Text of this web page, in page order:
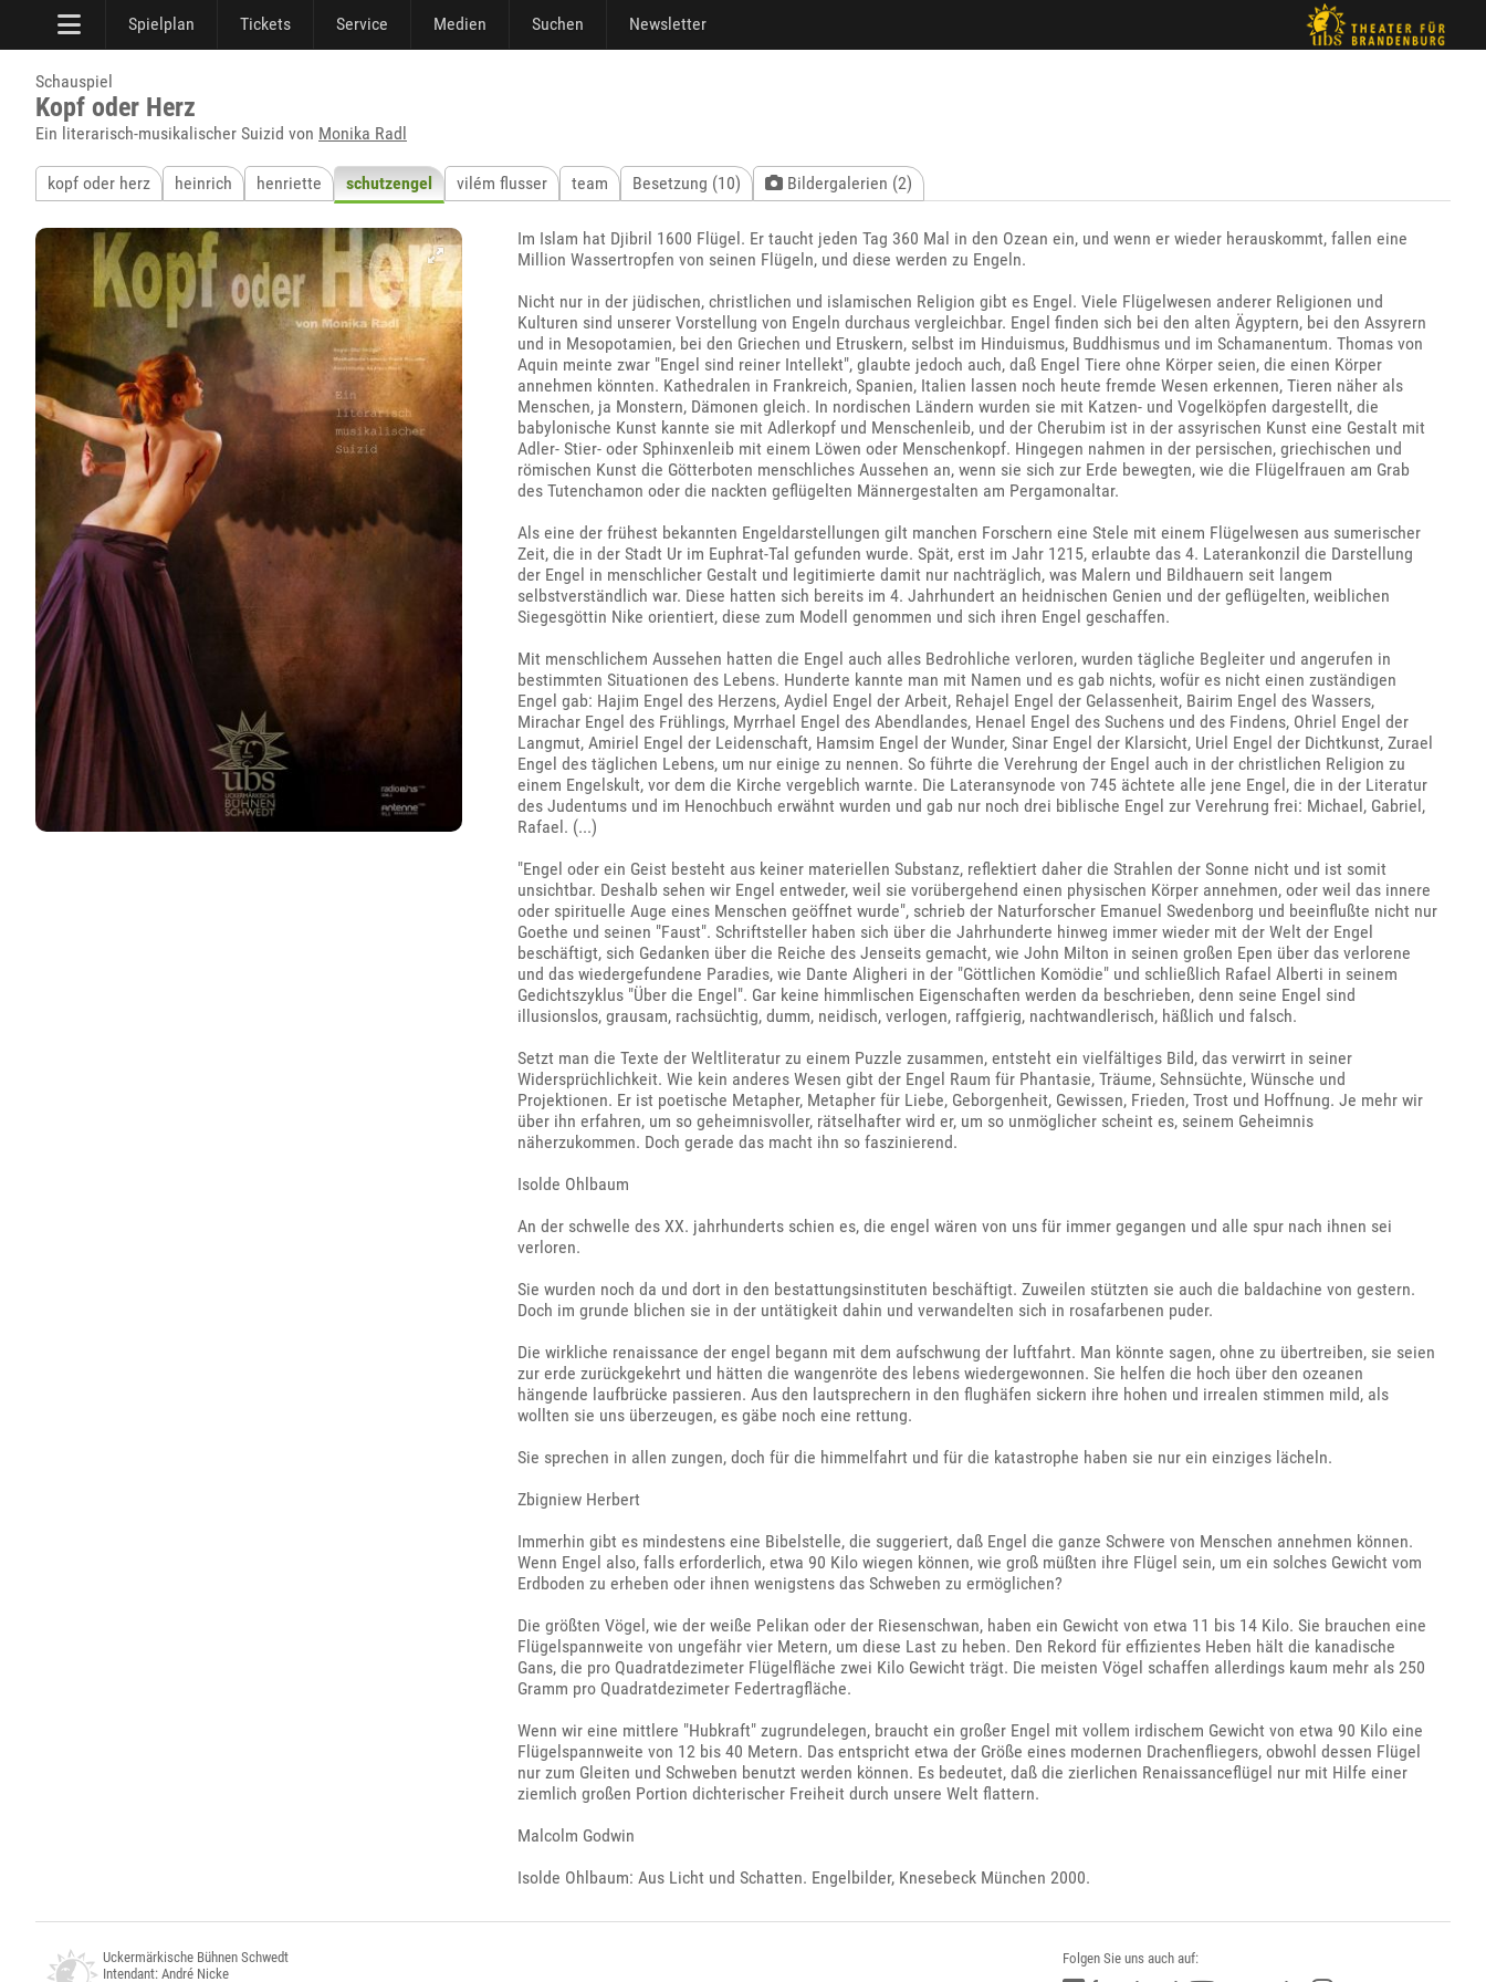
Spielplan Tickets Service Medien Suchen Newsletter
Schauspiel
Kopf oder Herz
Ein literarisch-musikalischer Suizid von Monika Radl
kopf oder herz heinrich henriette schutzengel vilém flusser team Besetzung (10) Bildergalerien (2)
Im Islam hat Djibril 1600 Flügel. Er taucht jeden Tag 360 Mal in den Ozean ein, und wenn er wieder herauskommt, fallen eine
Million Wassertropfen von seinen Flügeln, und diese werden zu Engeln.
Nicht nur in der jüdischen, christlichen und islamischen Religion gibt es Engel. Viele Flügelwesen anderer Religionen und
Kulturen sind unserer Vorstellung von Engeln durchaus vergleichbar. Engel finden sich bei den alten Ägyptern, bei den Assyrern
und in Mesopotamien, bei den Griechen und Etruskern, selbst im Hinduismus, Buddhismus und im Schamanentum. Thomas von
Aquin meinte zwar "Engel sind reiner Intellekt", glaubte jedoch auch, daß Engel Tiere ohne Körper seien, die einen Körper
annehmen könnten. Kathedralen in Frankreich, Spanien, Italien lassen noch heute fremde Wesen erkennen, Tieren näher als
Menschen, ja Monstern, Dämonen gleich. In nordischen Ländern wurden sie mit Katzen- und Vogelköpfen dargestellt, die
babylonische Kunst kannte sie mit Adlerkopf und Menschenleib, und der Cherubim ist in der assyrischen Kunst eine Gestalt mit
Adler- Stier- oder Sphinxenleib mit einem Löwen oder Menschenkopf. Hingegen nahmen in der persischen, griechischen und
römischen Kunst die Götterboten menschliches Aussehen an, wenn sie sich zur Erde bewegten, wie die Flügelfrauen am Grab
des Tutenchamon oder die nackten geflügelten Männergestalten am Pergamonaltar.
Als eine der frühest bekannten Engeldarstellungen gilt manchen Forschern eine Stele mit einem Flügelwesen aus sumerischer
Zeit, die in der Stadt Ur im Euphrat-Tal gefunden wurde. Spät, erst im Jahr 1215, erlaubte das 4. Laterankonzil die Darstellung
der Engel in menschlicher Gestalt und legitimierte damit nur nachträglich, was Malern und Bildhauern seit langem
selbstverständlich war. Diese hatten sich bereits im 4. Jahrhundert an heidnischen Genien und der geflügelten, weiblichen
Siegesgöttin Nike orientiert, diese zum Modell genommen und sich ihren Engel geschaffen.
Mit menschlichem Aussehen hatten die Engel auch alles Bedrohliche verloren, wurden tägliche Begleiter und angerufen in
bestimmten Situationen des Lebens. Hunderte kannte man mit Namen und es gab nichts, wofür es nicht einen zuständigen
Engel gab: Hajim Engel des Herzens, Aydiel Engel der Arbeit, Rehajel Engel der Gelassenheit, Bairim Engel des Wassers,
Mirachar Engel des Frühlings, Myrrhael Engel des Abendlandes, Henael Engel des Suchens und des Findens, Ohriel Engel der
Langmut, Amiriel Engel der Leidenschaft, Hamsim Engel der Wunder, Sinar Engel der Klarsicht, Uriel Engel der Dichtkunst, Zurael
Engel des täglichen Lebens, um nur einige zu nennen. So führte die Verehrung der Engel auch in der christlichen Religion zu
einem Engelskult, vor dem die Kirche vergeblich warnte. Die Lateransynode von 745 ächtete alle jene Engel, die in der Literatur
des Judentums und im Henochbuch erwähnt wurden und gab nur noch drei biblische Engel zur Verehrung frei: Michael, Gabriel,
Rafael. (...)
"Engel oder ein Geist besteht aus keiner materiellen Substanz, reflektiert daher die Strahlen der Sonne nicht und ist somit
unsichtbar. Deshalb sehen wir Engel entweder, weil sie vorübergehend einen physischen Körper annehmen, oder weil das innere
oder spirituelle Auge eines Menschen geöffnet wurde", schrieb der Naturforscher Emanuel Swedenborg und beeinflußte nicht nur
Goethe und seinen "Faust". Schriftsteller haben sich über die Jahrhunderte hinweg immer wieder mit der Welt der Engel
beschäftigt, sich Gedanken über die Reiche des Jenseits gemacht, wie John Milton in seinen großen Epen über das verlorene
und das wiedergefundene Paradies, wie Dante Aligheri in der "Göttlichen Komödie" und schließlich Rafael Alberti in seinem
Gedichtszyklus "Über die Engel". Gar keine himmlischen Eigenschaften werden da beschrieben, denn seine Engel sind
illusionslos, grausam, rachsüchtig, dumm, neidisch, verlogen, raffgierig, nachtwandlerisch, häßlich und falsch.
Setzt man die Texte der Weltliteratur zu einem Puzzle zusammen, entsteht ein vielfältiges Bild, das verwirrt in seiner
Widersprüchlichkeit. Wie kein anderes Wesen gibt der Engel Raum für Phantasie, Träume, Sehnsüchte, Wünsche und
Projektionen. Er ist poetische Metapher, Metapher für Liebe, Geborgenheit, Gewissen, Frieden, Trost und Hoffnung. Je mehr wir
über ihn erfahren, um so geheimnisvoller, rätselhafter wird er, um so unmöglicher scheint es, seinem Geheimnis
näherzukommen. Doch gerade das macht ihn so faszinierend.
Isolde Ohlbaum
An der schwelle des XX. jahrhunderts schien es, die engel wären von uns für immer gegangen und alle spur nach ihnen sei
verloren.
Sie wurden noch da und dort in den bestattungsinstituten beschäftigt. Zuweilen stützten sie auch die baldachine von gestern.
Doch im grunde blichen sie in der untätigkeit dahin und verwandelten sich in rosafarbenen puder.
Die wirkliche renaissance der engel begann mit dem aufschwung der luftfahrt. Man könnte sagen, ohne zu übertreiben, sie seien
zur erde zurückgekehrt und hätten die wangenröte des lebens wiedergewonnen. Sie helfen die hoch über den ozeanen
hängende laufbrücke passieren. Aus den lautsprechern in den flughäfen sickern ihre hohen und irrealen stimmen mild, als
wollten sie uns überzeugen, es gäbe noch eine rettung.
Sie sprechen in allen zungen, doch für die himmelfahrt und für die katastrophe haben sie nur ein einziges lächeln.
Zbigniew Herbert
Immerhin gibt es mindestens eine Bibelstelle, die suggeriert, daß Engel die ganze Schwere von Menschen annehmen können.
Wenn Engel also, falls erforderlich, etwa 90 Kilo wiegen können, wie groß müßten ihre Flügel sein, um ein solches Gewicht vom
Erdboden zu erheben oder ihnen wenigstens das Schweben zu ermöglichen?
Die größten Vögel, wie der weiße Pelikan oder der Riesenschwan, haben ein Gewicht von etwa 11 bis 14 Kilo. Sie brauchen eine
Flügelspannweite von ungefähr vier Metern, um diese Last zu heben. Den Rekord für effizientes Heben hält die kanadische
Gans, die pro Quadratdezimeter Flügelfläche zwei Kilo Gewicht trägt. Die meisten Vögel schaffen allerdings kaum mehr als 250
Gramm pro Quadratdezimeter Federtragfläche.
Wenn wir eine mittlere "Hubkraft" zugrundelegen, braucht ein großer Engel mit vollem irdischem Gewicht von etwa 90 Kilo eine
Flügelspannweite von 12 bis 40 Metern. Das entspricht etwa der Größe eines modernen Drachenfliegers, obwohl dessen Flügel
nur zum Gleiten und Schweben benutzt werden können. Es bedeutet, daß die zierlichen Renaissanceflügel nur mit Hilfe einer
ziemlich großen Portion dichterischer Freiheit durch unsere Welt flattern.
Malcolm Godwin
Isolde Ohlbaum: Aus Licht und Schatten. Engelbilder, Knesebeck München 2000.
Uckermärkische Bühnen Schwedt
Intendant: André Nicke
Folgen Sie uns auch auf: